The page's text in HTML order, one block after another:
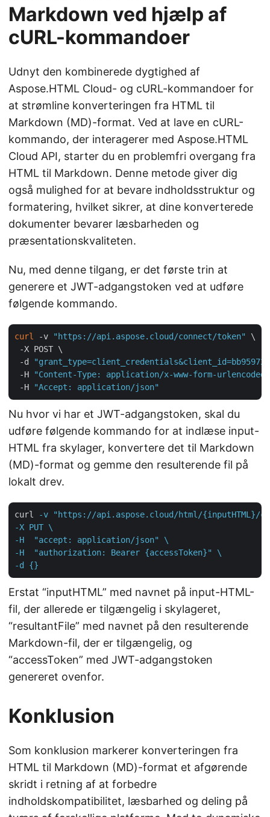
Markdown ved hjælp af
cURL-kommandoer
Udnyt den kombinerede dygtighed af
Aspose.HTML Cloud- og cURL-kommandoer for
at strømline konverteringen fra HTML til
Markdown (MD)-format. Ved at lave en cURL-
kommando, der interagerer med Aspose.HTML
Cloud API, starter du en problemfri overgang fra
HTML til Markdown. Denne metode giver dig
også mulighed for at bevare indholdsstruktur og
formatering, hvilket sikrer, at dine konverterede
dokumenter bevarer læsbarheden og
præsentationskvaliteten.
Nu, med denne tilgang, er det første trin at
generere et JWT-adgangstoken ved at udføre
følgende kommando.
curl -v "https://api.aspose.cloud/connect/token"
\
-X POST \
-d
"grant_type=client_credentials&client_id=bb959721-
-H
"Content-Type: application/x-www-form-urlencoded"
-H
"Accept: application/json"
Nu hvor vi har et JWT-adgangstoken, skal du
udføre følgende kommando for at indlæse input-
HTML fra skylager, konvertere det til Markdown
(MD)-format og gemme den resulterende fil på
lokalt drev.
curl
-v "https://api.aspose.cloud/html/{inputHTML}/
-X PUT \
-H  "accept: application/json" \
-H  "authorization: Bearer {accessToken}" \
-d {}
Erstat “inputHTML” med navnet på input-HTML-
fil, der allerede er tilgængelig i skylageret,
“resultantFile” med navnet på den resulterende
Markdown-fil, der er tilgængelig, og
“accessToken” med JWT-adgangstoken
genereret ovenfor.
Konklusion
Som konklusion markerer konverteringen fra
HTML til Markdown (MD)-format et afgørende
skridt i retning af at forbedre
indholdskompatibilitet, læsbarhed og deling på